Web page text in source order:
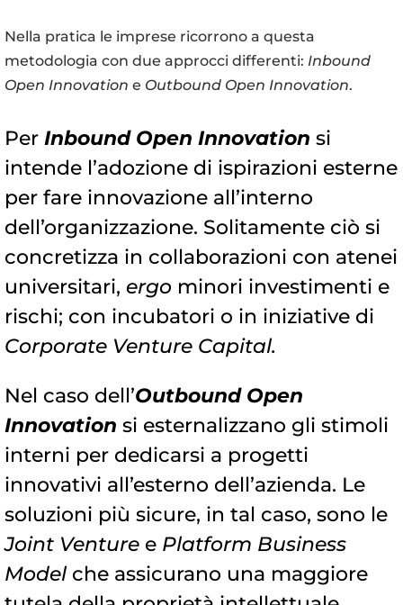
Nella pratica le imprese ricorrono a questa
metodologia con due approcci differenti: Inbound
Open Innovation e Outbound Open Innovation.
Per Inbound Open Innovation si
intende l’adozione di ispirazioni esterne
per fare innovazione all’interno
dell’organizzazione. Solitamente ciò si
concretizza in collaborazioni con atenei
universitari, ergo minori investimenti e
rischi; con incubatori o in iniziative di
Corporate Venture Capital.
Nel caso dell’Outbound Open
Innovation si esternalizzano gli stimoli
interni per dedicarsi a progetti
innovativi all’esterno dell’azienda. Le
soluzioni più sicure, in tal caso, sono le
Joint Venture e Platform Business
Model che assicurano una maggiore